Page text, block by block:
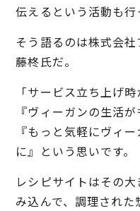
伝えるという活動も行
そう語るのは株式会
藤柊氏だ。
「サービス立ち上げ
『ヴィーガンの生活
『もっと気軽にヴィ
に』という思いです。
レシピサイトはその
み込んで、調理され